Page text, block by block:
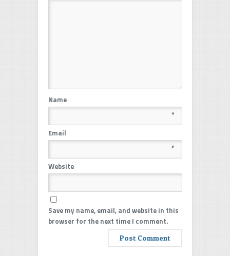
Name
*
Email
*
Website
Save my name, email, and website in this
browser for the next time I comment.